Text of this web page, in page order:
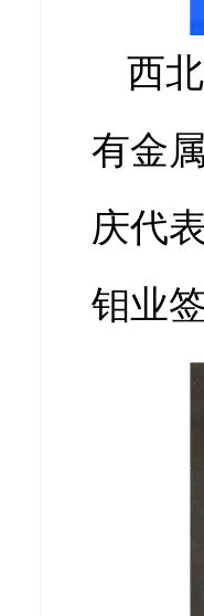
西
有金
庆代
钼业